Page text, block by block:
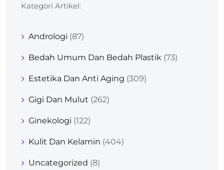
Kategori Artikel:
Andrologi (87)
Bedah Umum Dan Bedah Plastik (73)
Estetika Dan Anti Aging (309)
Gigi Dan Mulut (262)
Ginekologi (122)
Kulit Dan Kelamin (404)
Uncategorized (8)